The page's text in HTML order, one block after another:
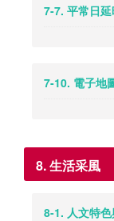
7-7. 平常日
7-10. 電子地
8. 生活采風
8-1. 人文特